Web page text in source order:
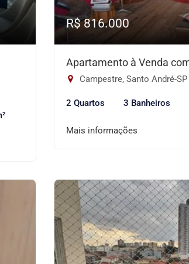
R$ 816.000
Apartamento à Venda
Campestre, Santo André-SP
2 Quartos 3 Banheiros
Mais informações